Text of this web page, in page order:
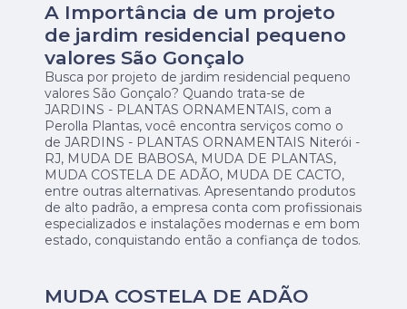
A Importância de um projeto
de jardim residencial pequeno
valores São Gonçalo
Busca por projeto de jardim residencial pequeno
valores São Gonçalo? Quando trata-se de
JARDINS - PLANTAS ORNAMENTAIS, com a
Perolla Plantas, você encontra serviços como o
de JARDINS - PLANTAS ORNAMENTAIS Niterói -
RJ, MUDA DE BABOSA, MUDA DE PLANTAS,
MUDA COSTELA DE ADÃO, MUDA DE CACTO,
entre outras alternativas. Apresentando produtos
de alto padrão, a empresa conta com profissionais
especializados e instalações modernas e em bom
estado, conquistando então a confiança de todos.
MUDA COSTELA DE ADÃO